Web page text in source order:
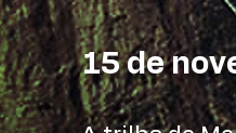
15 de